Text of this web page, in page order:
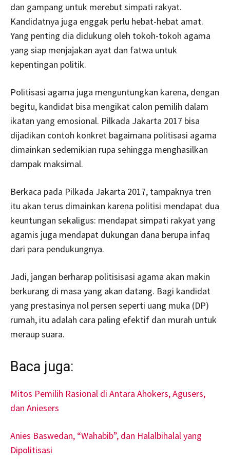
dan gampang untuk merebut simpati rakyat.
Kandidatnya juga enggak perlu hebat-hebat amat.
Yang penting dia didukung oleh tokoh-tokoh agama
yang siap menjajakan ayat dan fatwa untuk
kepentingan politik.
Politisasi agama juga menguntungkan karena, dengan
begitu, kandidat bisa mengikat calon pemilih dalam
ikatan yang emosional. Pilkada Jakarta 2017 bisa
dijadikan contoh konkret bagaimana politisasi agama
dimainkan sedemikian rupa sehingga menghasilkan
dampak maksimal.
Berkaca pada Pilkada Jakarta 2017, tampaknya tren
itu akan terus dimainkan karena politisi mendapat dua
keuntungan sekaligus: mendapat simpati rakyat yang
agamis juga mendapat dukungan dana berupa infaq
dari para pendukungnya.
Jadi, jangan berharap politisisasi agama akan makin
berkurang di masa yang akan datang. Bagi kandidat
yang prestasinya nol persen seperti uang muka (DP)
rumah, itu adalah cara paling efektif dan murah untuk
meraup suara.
Baca juga:
Mitos Pemilih Rasional di Antara Ahokers, Agusers,
dan Aniesers
Anies Baswedan, “Wahabib”, dan Halalbihalal yang
Dipolitisasi